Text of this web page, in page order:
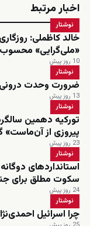
اخبار مرتبط
نوشتار
خالد کاظملی:
«ملی‌گرایی»
10 روز پیش
نوشتار
ضرورت وحدت درونی
13 روز پیش
نوشتار
پیروزی از
23 روز پیش
نوشتار
استانداردهای
سکوت مطلق برای
24 روز پیش
نوشتار
چرا اسرائیل